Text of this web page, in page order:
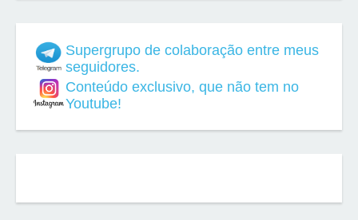
Supergrupo de colaboração entre meus
seguidores.
Conteúdo exclusivo, que não tem no
Youtube!